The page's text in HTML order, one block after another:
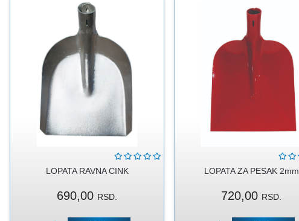
LOPATA RAVNA CINK
690,00 RSD.
LOPATA ZA PESAK 2mm
720,00 RSD.